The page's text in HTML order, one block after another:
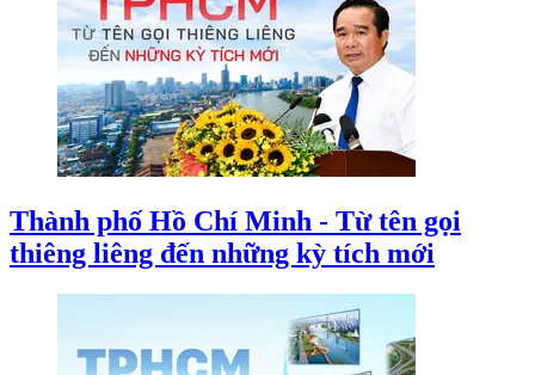
Thành phố Hồ Chí Minh - Từ tên gọi
thiêng liêng đến những kỳ tích mới